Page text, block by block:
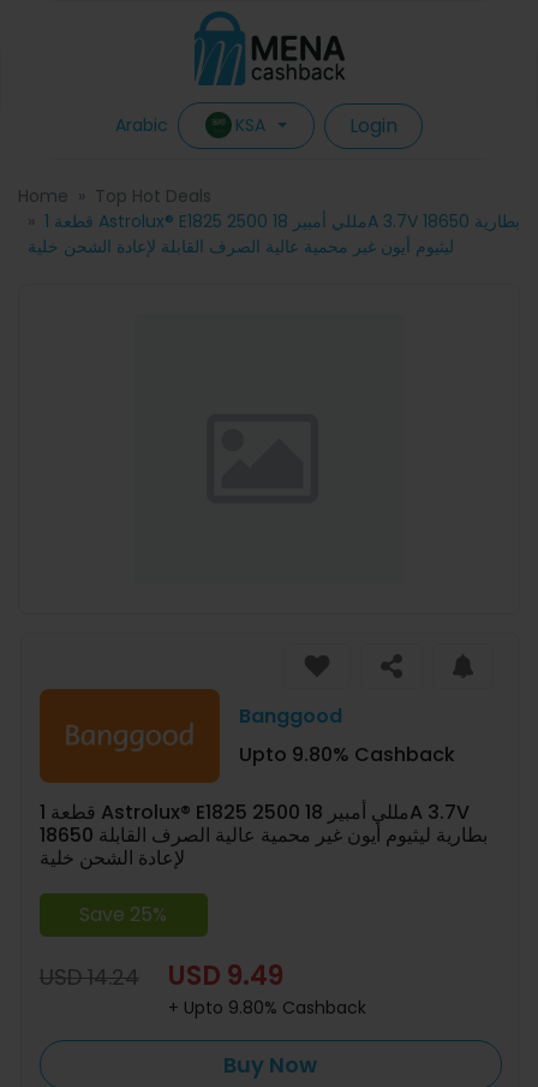
Arabic KSA Login
Home
Top Hot Deals
1 قطعة Astrolux® E1825 2500 مللي أمبير 18A 3.7V 18650 بطارية
ليثيوم أيون غير محمية عالية الصرف القابلة لإعادة الشحن خلية
Banggood
Upto 9.80% Cashback
1 قطعة Astrolux® E1825 2500 مللي أمبير 18A 3.7V
18650 بطارية ليثيوم أيون غير محمية عالية الصرف القابلة
لإعادة الشحن خلية
Save 25%
USD 14.24 USD 9.49
+ Upto 9.80% Cashback
Buy Now